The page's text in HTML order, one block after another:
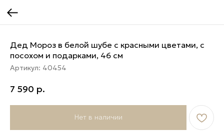
Дед Мороз в белой шубе с красными цветами, с
посохом и подарками, 46 см
Артикул: 40454
7 590 р.
Нет в наличии